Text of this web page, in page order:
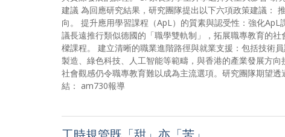
建議 為回應研究結果，研究團隊提出以下六項政策建議：
向。 提升應用學習課程（ApL）的質素與認受性：強化
議長遠推行類似德國的「職學雙軌制」，拓展職專教育的
樑課程。 建立清晰的職業進階路徑與就業支援：包括技術
製造、綠色科技、人工智能等範疇，與香港的產業發展方
社會觀感仍令職專教育難以成為主流選項。研究團隊期望
結： am730報導